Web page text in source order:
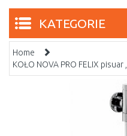
KATEGORIE
Home
KOŁO NOVA PRO FELIX